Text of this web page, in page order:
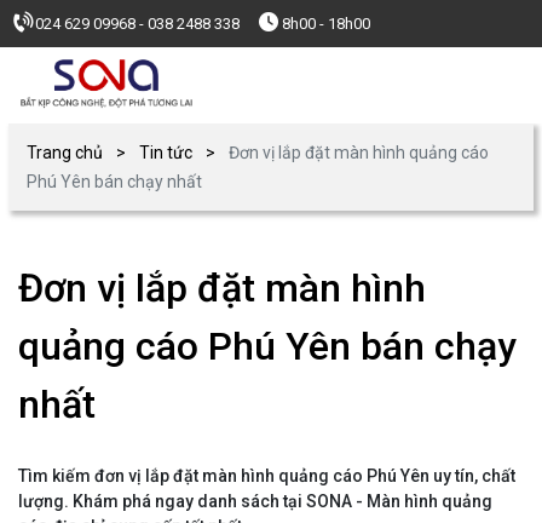
024 629 09968 - 038 2488 338 8h00 - 18h00
Trang chủ Tin tức
Đơn vị lắp đặt màn hình quảng cáo
Phú Yên bán chạy nhất
Đơn vị lắp đặt màn hình
quảng cáo Phú Yên bán chạy
nhất
Tìm kiếm đơn vị lắp đặt màn hình quảng cáo Phú Yên uy tín, chất
lượng. Khám phá ngay danh sách tại SONA - Màn hình quảng